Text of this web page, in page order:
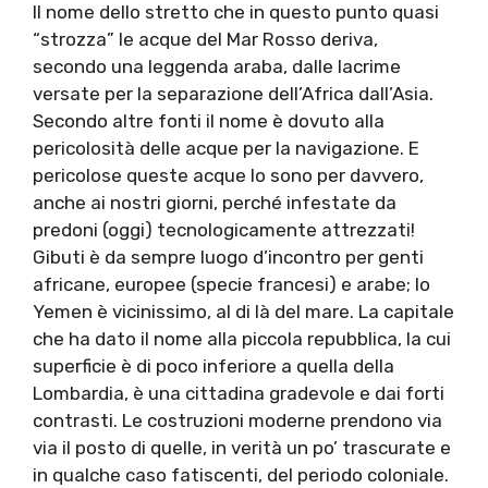
Il nome dello stretto che in questo punto quasi
“strozza” le acque del Mar Rosso deriva,
secondo una leggenda araba, dalle lacrime
versate per la separazione dell’Africa dall’Asia.
Secondo altre fonti il nome è dovuto alla
pericolosità delle acque per la navigazione. E
pericolose queste acque lo sono per davvero,
anche ai nostri giorni, perché infestate da
predoni (oggi) tecnologicamente attrezzati!
Gibuti è da sempre luogo d’incontro per genti
africane, europee (specie francesi) e arabe; lo
Yemen è vicinissimo, al di là del mare. La capitale
che ha dato il nome alla piccola repubblica, la cui
superficie è di poco inferiore a quella della
Lombardia, è una cittadina gradevole e dai forti
contrasti. Le costruzioni moderne prendono via
via il posto di quelle, in verità un po’ trascurate e
in qualche caso fatiscenti, del periodo coloniale.